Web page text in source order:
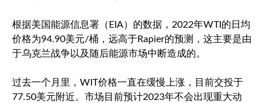
根据美国能源信息署（EIA）的数据，2022年WTI的日均
价格为94.90美元/桶，远高于Rapier的预测，这主要是由
于乌克兰战争以及随后能源市场中断造成的。
过去一个月里，WIT价格一直在缓慢上涨，目前交投于
77.50美元附近。市场目前预计2023年不会出现重大动